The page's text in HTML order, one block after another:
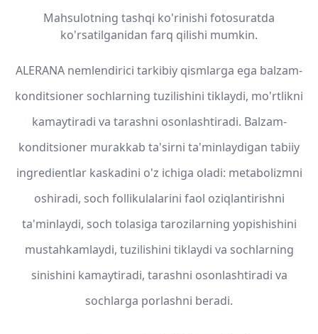
Mahsulotning tashqi ko'rinishi fotosuratda
ko'rsatilganidan farq qilishi mumkin.
ALERANA nemlendirici tarkibiy qismlarga ega balzam-
konditsioner sochlarning tuzilishini tiklaydi, mo'rtlikni
kamaytiradi va tarashni osonlashtiradi. Balzam-
konditsioner murakkab ta'sirni ta'minlaydigan tabiiy
ingredientlar kaskadini o'z ichiga oladi: metabolizmni
oshiradi, soch follikulalarini faol oziqlantirishni
ta'minlaydi, soch tolasiga tarozilarning yopishishini
mustahkamlaydi, tuzilishini tiklaydi va sochlarning
sinishini kamaytiradi, tarashni osonlashtiradi va
sochlarga porlashni beradi.